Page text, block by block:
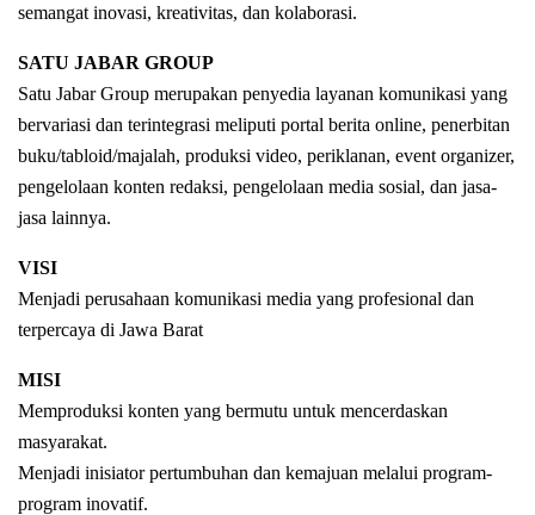
semangat inovasi, kreativitas, dan kolaborasi.
SATU JABAR GROUP
Satu Jabar Group merupakan penyedia layanan komunikasi yang
bervariasi dan terintegrasi meliputi portal berita online, penerbitan
buku/tabloid/majalah, produksi video, periklanan, event organizer,
pengelolaan konten redaksi, pengelolaan media sosial, dan jasa-
jasa lainnya.
VISI
Menjadi perusahaan komunikasi media yang profesional dan
terpercaya di Jawa Barat
MISI
Memproduksi konten yang bermutu untuk mencerdaskan
masyarakat.
Menjadi inisiator pertumbuhan dan kemajuan melalui program-
program inovatif.